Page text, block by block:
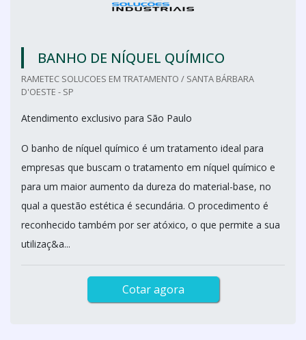
BANHO DE NÍQUEL QUÍMICO
RAMETEC SOLUCOES EM TRATAMENTO / SANTA BÁRBARA
D'OESTE - SP
Atendimento exclusivo para São Paulo
O banho de níquel químico é um tratamento ideal para
empresas que buscam o tratamento em níquel químico e
para um maior aumento da dureza do material-base, no
qual a questão estética é secundária. O procedimento é
reconhecido também por ser atóxico, o que permite a sua
utilizaç&a...
Cotar agora